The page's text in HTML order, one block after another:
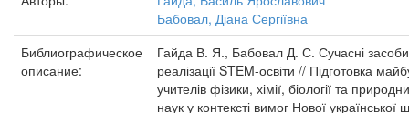
Бабовал, Діана Сергіївна
Библиографическое
описание:
Гайда В. Я., Бабовал Д. С. Сучасні засоби
реалізації STEM-освіти // Підготовка
учителів фізики, хімії, біології та
наук у контексті вимог Нової української